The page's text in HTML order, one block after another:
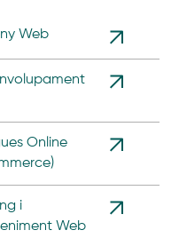
Web
Online
i
Web